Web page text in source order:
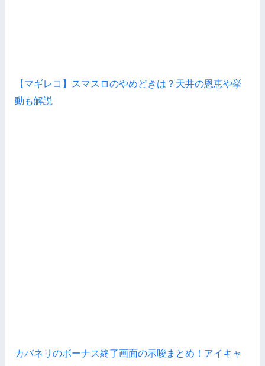
【マギレコ】スマスロのやめどきは？天井の恩恵や挙
動も解説
カバネリのボーナス終了画面の示唆まとめ！アイキャ